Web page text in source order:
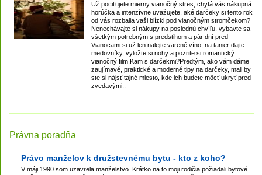
Už pociťujete mierny vianočný stres, chytá vás nákupná
horúčka a intenzívne uvažujete, aké darčeky si tento rok
od vás rozbalia vaši blízki pod vianočným stromčekom?
Nenechávajte si nákupy na poslednú chvíľu, vybavte sa
všetkým potrebným s predstihom a pár dní pred
Vianocami si už len nalejte varené víno, na tanier dajte
medovníky, vyložte si nohy a pozrite si romantický
vianočný film.Kam s darčekmi?Predtým, ako vám dáme
zaujímavé, praktické a moderné tipy na darčeky, mali by
ste si nájsť tajné miesto, kde ich budete môcť ukryť pred
zvedavými..
Právna poradňa
Právo manželov k družstevnému bytu - kto z koho?
V máji 1990 som uzavrela manželstvo. Krátko na to moji rodičia požiadali bytové